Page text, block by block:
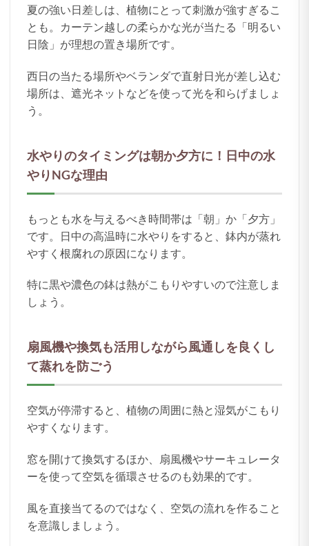
夏の強い日差しは、植物にとって刺激が強すぎるこ
とも。カーテン越しの柔らかな光が当たる「明るい
日陰」が理想の置き場所です。
西日の当たる場所やベランダで直射日光が差し込む
場所は、遮光ネットなどを使って光を和らげましょ
う。
水やりのタイミングは朝か夕方に！日中の水
やりNGな理由
もっとも水を与えるべき時間帯は「朝」か「夕方」
です。日中の高温時に水やりをすると、鉢内が蒸れ
やすく根腐れの原因になります。
特に黒や濃色の鉢は熱がこもりやすいので注意しま
しょう。
扇風機や換気も活用しながら風通しを良くし
て蒸れを防ごう
空気が停滞すると、植物の周囲に熱と湿気がこもり
やすくなります。
窓を開けて換気するほか、扇風機やサーキュレータ
ーを使って空気を循環させるのも効果的です。
風を直接当てるのではなく、空気の流れを作ること
を意識しましょう。